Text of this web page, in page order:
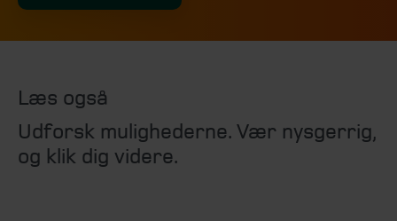
Læs også
Udforsk mulighederne. Vær nysgerrig,
og klik dig videre.